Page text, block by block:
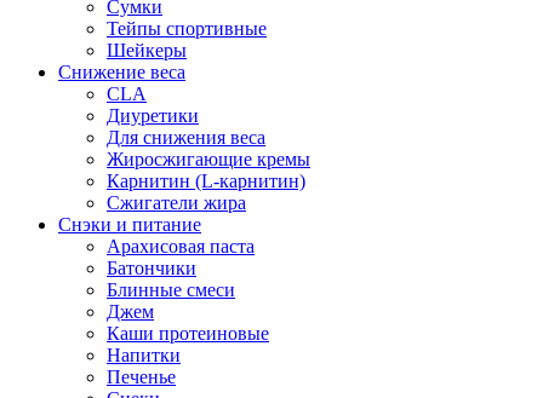
Сумки
Тейпы спортивные
Шейкеры
Снижение веса
CLA
Диуретики
Для снижения веса
Жиросжигающие кремы
Карнитин (L-карнитин)
Сжигатели жира
Снэки и питание
Арахисовая паста
Батончики
Блинные смеси
Джем
Каши протеиновые
Напитки
Печенье